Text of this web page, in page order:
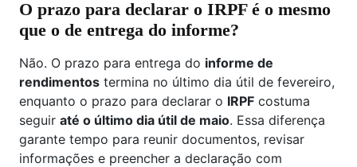
O prazo para declarar o IRPF é o mesmo
que o de entrega do informe?
Não. O prazo para entrega do informe de
rendimentos termina no último dia útil de fevereiro,
enquanto o prazo para declarar o IRPF costuma
seguir até o último dia útil de maio. Essa diferença
garante tempo para reunir documentos, revisar
informações e preencher a declaração com